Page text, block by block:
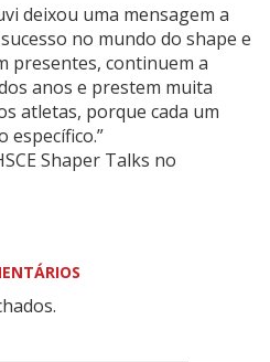
deixou uma mensagem a
no mundo do shape e
presentes, continuem a
anos e prestem muita
atletas, porque cada um
Shaper Talks no